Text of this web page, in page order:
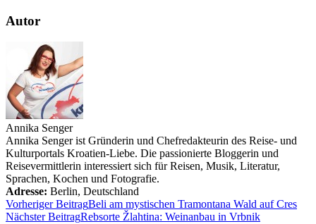
Autor
Annika Senger
Annika Senger ist Gründerin und Chefredakteurin des Reise- und
Kulturportals Kroatien-Liebe. Die passionierte Bloggerin und
Reisevermittlerin interessiert sich für Reisen, Musik, Literatur,
Sprachen, Kochen und Fotografie.
Adresse: Berlin, Deutschland
Vorheriger BeitragBeli am mystischen Tramontana Wald auf Cres
Nächster BeitragRebsorte Žlahtina: Weinanbau in Vrbnik